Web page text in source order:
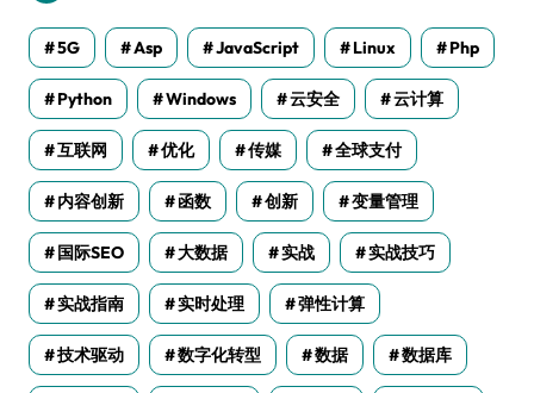
5G Asp JavaScript Linux Php
Python Windows 云安全 云计算
互联网 优化 传媒 全球支付
内容创新 函数 创新 变量管理
国际SEO 大数据 实战 实战技巧
实战指南 实时处理 弹性计算
技术驱动 数字化转型 数据 数据库